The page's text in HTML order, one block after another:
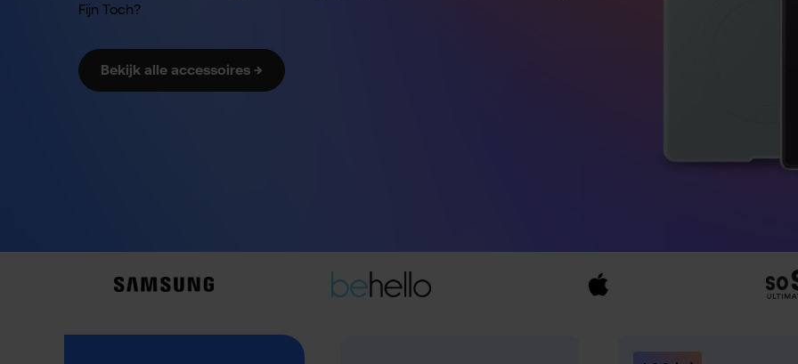
Fijn Toch?
Bekijk alle accessoires →